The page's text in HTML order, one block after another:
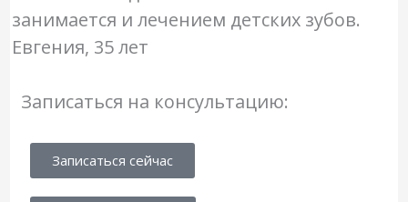
занимается и лечением детских зубов.
Евгения, 35 лет
Записаться на консультацию:
Записаться сейчас